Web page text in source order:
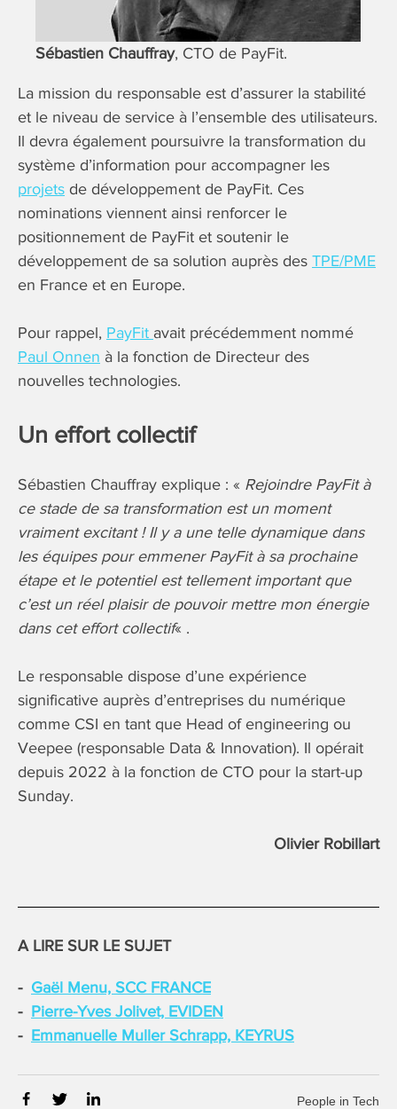
Sébastien Chauffray, CTO de PayFit.
La mission du responsable est d’assurer la stabilité
et le niveau de service à l’ensemble des utilisateurs.
Il devra également poursuivre la transformation du
système d’information pour accompagner les
projets de développement de PayFit. Ces
nominations viennent ainsi renforcer le
positionnement de PayFit et soutenir le
développement de sa solution auprès des TPE/PME
en France et en Europe.
Pour rappel, PayFit avait précédemment nommé
Paul Onnen à la fonction de Directeur des
nouvelles technologies.
Un effort collectif
Sébastien Chauffray explique : « Rejoindre PayFit à
ce stade de sa transformation est un moment
vraiment excitant ! Il y a une telle dynamique dans
les équipes pour emmener PayFit à sa prochaine
étape et le potentiel est tellement important que
c’est un réel plaisir de pouvoir mettre mon énergie
dans cet effort collectif« .
Le responsable dispose d’une expérience
significative auprès d’entreprises du numérique
comme CSI en tant que Head of engineering ou
Veepee (responsable Data & Innovation). Il opérait
depuis 2022 à la fonction de CTO pour la start-up
Sunday.
Olivier Robillart
A LIRE SUR LE SUJET
Gaël Menu, SCC FRANCE
Pierre-Yves Jolivet, EVIDEN
Emmanuelle Muller Schrapp, KEYRUS
People in Tech